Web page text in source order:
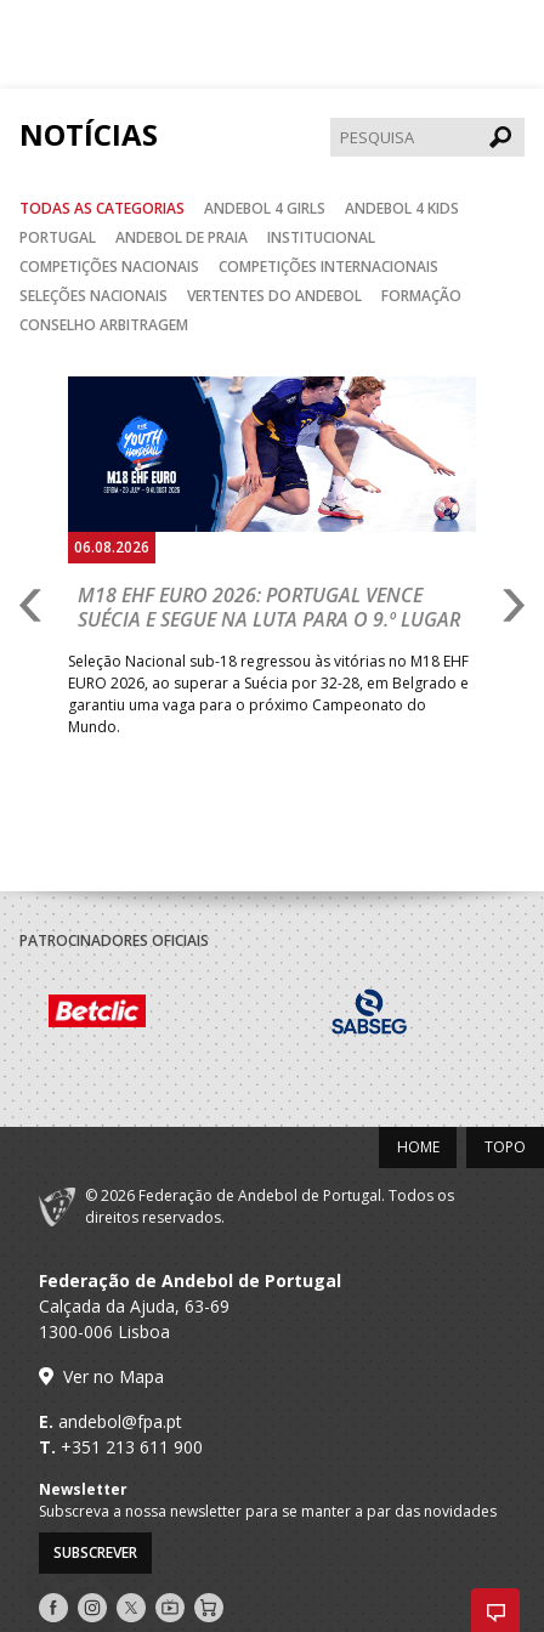
NOTÍCIAS
TODAS AS CATEGORIAS ANDEBOL 4 GIRLS
ANDEBOL 4 KIDS
PORTUGAL
ANDEBOL DE PRAIA
INSTITUCIONAL
COMPETIÇÕES NACIONAIS
COMPETIÇÕES INTERNACIONAIS
SELEÇÕES NACIONAIS
VERTENTES DO ANDEBOL
FORMAÇÃO
CONSELHO ARBITRAGEM
06.08.2026
M18 EHF EURO 2026: PORTUGAL VENCE
SUÉCIA E SEGUE NA LUTA PARA O 9.º LUGAR
Seleção Nacional sub-18 regressou às vitórias no M18 EHF
EURO 2026, ao superar a Suécia por 32-28, em Belgrado e
garantiu uma vaga para o próximo Campeonato do
Mundo.
PATROCINADORES OFICIAIS
TOPO
HOME
© 2026 Federação de Andebol de Portugal. Todos os
direitos reservados.
Federação de Andebol de Portugal
Calçada da Ajuda, 63-69
1300-006 Lisboa
Ver no Mapa
E. andebol@fpa.pt
T. +351 213 611 900
Newsletter
Subscreva a nossa newsletter para se manter a par das novidades
SUBSCREVER
Siga- Siga- Siga- AndebolTV
Loja